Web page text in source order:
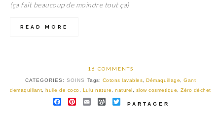
(ça fait beaucoup de moindre tout ça)
READ MORE
16 COMMENTS
CATEGORIES: SOINS Tags: Cotons lavables ,Démaquillage ,Gant
demaquillant ,huile de coco Lulu nature ,naturel slow cosmetique ,Zéro déchet
FACEBOOK
PINTEREST
EMAILWORDPRESS
TWITTER
PARTAGER